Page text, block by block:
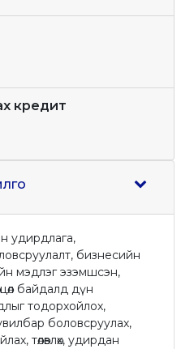
кредит
удирдлага,
бизнесийн
мэдлэг эзэмшсэн,
байдалд дүн
тодорхойлох,
боловсруулах,
төлөвлөх, удирдан